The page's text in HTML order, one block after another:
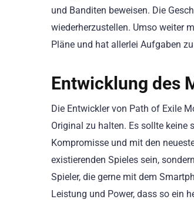
und Banditen beweisen. Die
wiederherzustellen. Umso weiter
Pläne und hat allerlei Aufgaben
Entwicklung des
Die Entwickler von Path of Exile
Original zu halten. Es sollte keine
Kompromisse und mit den
existierenden Spieles sein,
Spieler, die gerne mit dem
Leistung und Power, dass so ein